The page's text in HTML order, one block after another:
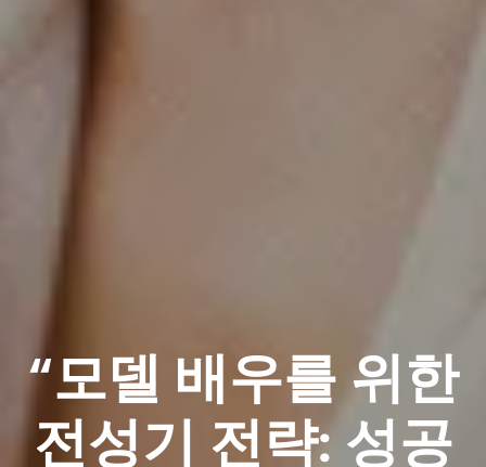
“모델 배우를 위한
전성기 전략: 성공